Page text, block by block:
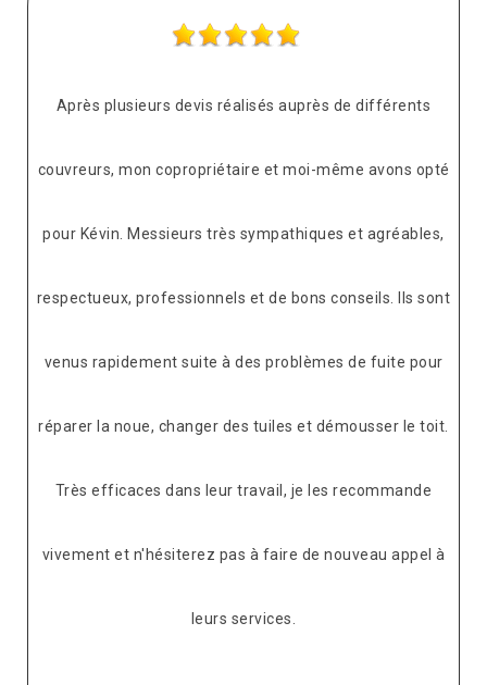
Après plusieurs devis réalisés auprès de différents
couvreurs, mon copropriétaire et moi-même avons opté
pour Kévin. Messieurs très sympathiques et agréables,
respectueux, professionnels et de bons conseils. Ils sont
venus rapidement suite à des problèmes de fuite pour
réparer la noue, changer des tuiles et démousser le toit.
Très efficaces dans leur travail, je les recommande
vivement et n'hésiterez pas à faire de nouveau appel à
leurs services.